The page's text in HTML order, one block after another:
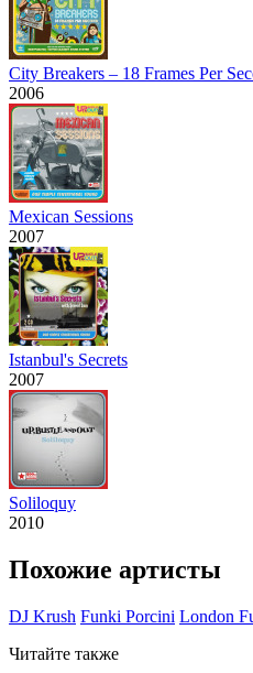
City Breakers – 18 Frames Per
2006
Mexican Sessions
2007
Istanbul's Secrets
2007
Soliloquy
2010
Похожие артисты
DJ Krush Funki Porcini London
Читайте также